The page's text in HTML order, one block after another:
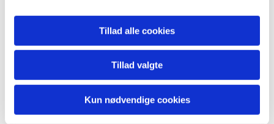
Tillad alle cookies
Tillad valgte
Kun nødvendige cookies